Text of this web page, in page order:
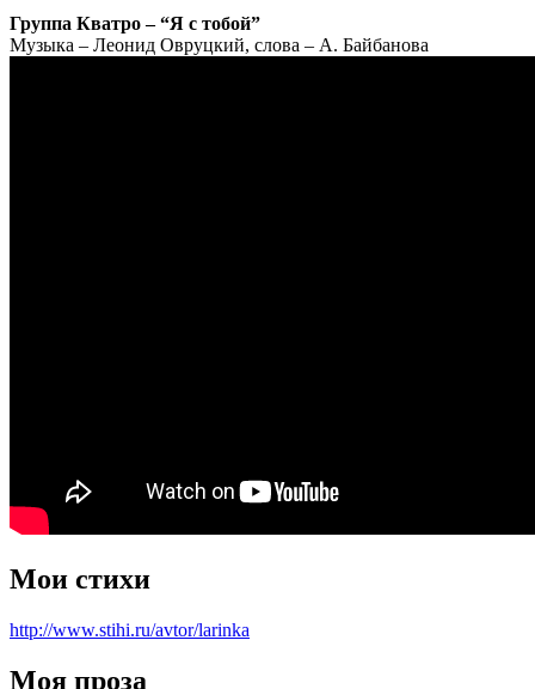
Группа Кватро – “Я с тобой”
Музыка – Леонид Овруцкий, слова – А. Байбанова
Мои стихи
http://www.stihi.ru/avtor/larinka
Моя проза